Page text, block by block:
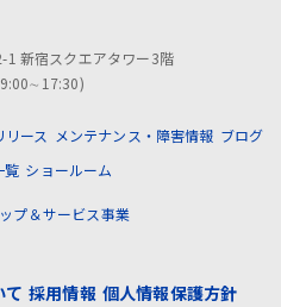
新宿スクエアタワー3階
リース メンテナンス・障害情報 ブログ
覧 ショールーム
プ＆サービス事業
て 採用情報 個人情報保護方針